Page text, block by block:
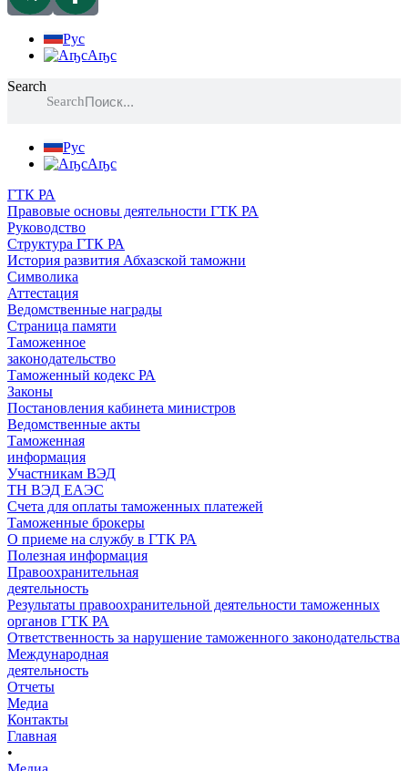
Рус
Аҧс
Search
Search
Рус
Аҧс
ГТК РА
Правовые основы деятельности ГТК РА
Руководство
Структура ГТК РА
История развития Абхазской таможни
Символика
Аттестация
Ведомственные награды
Страница памяти
Таможенное
законодательство
Таможенный кодекс РА
Законы
Постановления кабинета министров
Ведомственные акты
Таможенная
информация
Участникам ВЭД
ТН ВЭД ЕАЭС
Счета для оплаты таможенных платежей
Таможенные брокеры
О приеме на службу в ГТК РА
Полезная информация
Правоохранительная
деятельность
Результаты правоохранительной деятельности таможенных
органов ГТК РА
Ответственность за нарушение таможенного законодательства
Международная
деятельность
Отчеты
Медиа
Контакты
Главная
•